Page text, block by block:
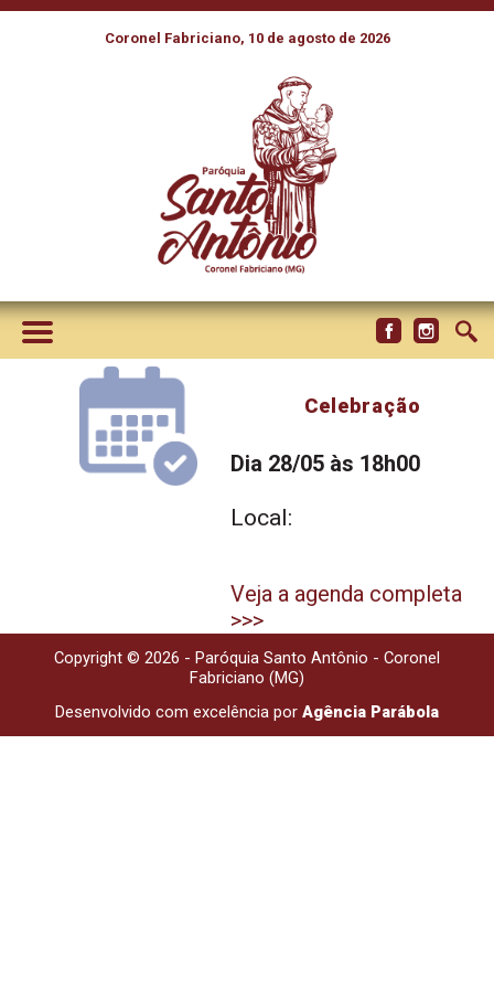
Coronel Fabriciano, 10 de agosto de 2026
Celebração
Dia 28/05 às 18h00
Local:
Veja a agenda completa
>>>
Copyright © 2026 - Paróquia Santo Antônio - Coronel
Fabriciano (MG)
Desenvolvido com excelência por Agência Parábola